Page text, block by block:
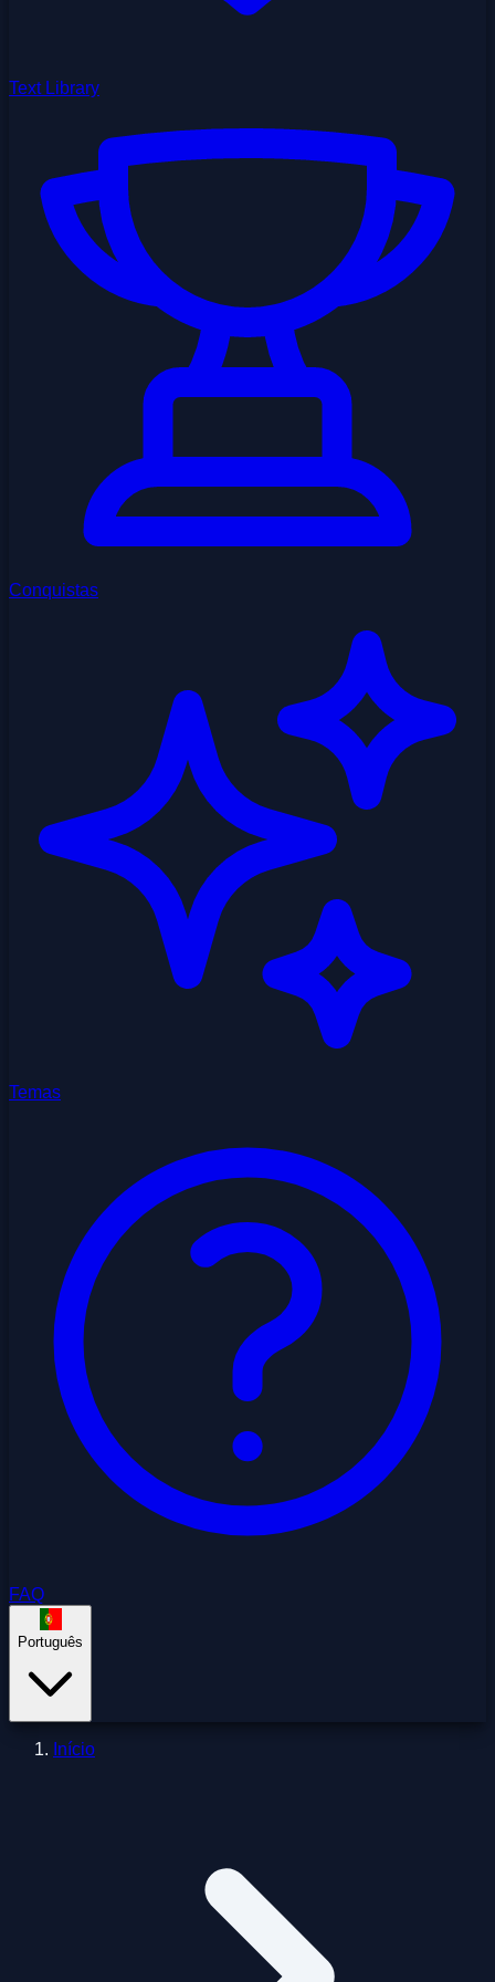
Text Library
Conquistas
Temas
FAQ
Português
Início